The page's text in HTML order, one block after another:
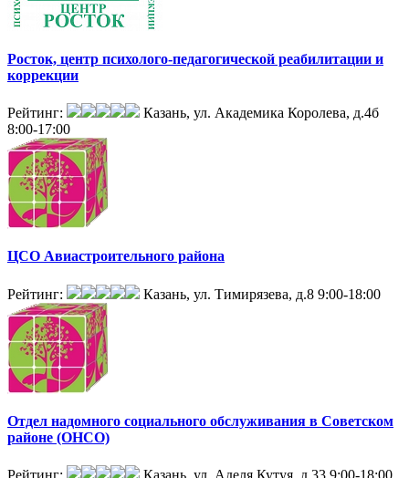
Росток, центр психолого-педагогической реабилитации и
коррекции
Рейтинг:
Казань, ул. Академика Королева, д.4б
8:00-17:00
ЦСО Авиастроительного района
Рейтинг: Казань, ул. Тимирязева, д.8 9:00-18:00
Отдел надомного социального обслуживания в Советском
районе (ОНСО)
Рейтинг: Казань, ул. Аделя Кутуя, д.33 9:00-18:00